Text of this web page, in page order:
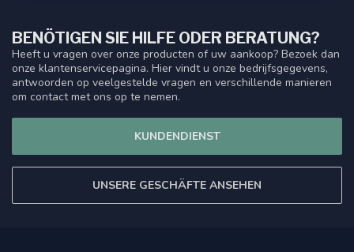
BENÖTIGEN SIE HILFE ODER BERATUNG?
Heeft u vragen over onze producten of uw aankoop? Bezoek dan
onze klantenservicepagina. Hier vindt u onze bedrijfsgegevens,
antwoorden op veelgestelde vragen en verschillende manieren
om contact met ons op te nemen.
KUNDENDIENST
UNSERE GESCHÄFTE ANSEHEN